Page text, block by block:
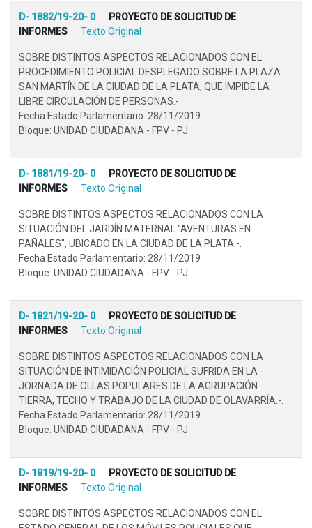
D- 1882/19-20- 0
PROYECTO DE SOLICITUD DE
INFORMES
Texto Original
SOBRE DISTINTOS ASPECTOS RELACIONADOS CON EL
PROCEDIMIENTO POLICIAL DESPLEGADO SOBRE LA PLAZA
SAN MARTÍN DE LA CIUDAD DE LA PLATA, QUE IMPIDE LA
LIBRE CIRCULACIÓN DE PERSONAS.-.
Fecha Estado Parlamentario: 28/11/2019
Bloque: UNIDAD CIUDADANA - FPV - PJ
D- 1881/19-20- 0
PROYECTO DE SOLICITUD DE
INFORMES
Texto Original
SOBRE DISTINTOS ASPECTOS RELACIONADOS CON LA
SITUACIÓN DEL JARDÍN MATERNAL "AVENTURAS EN
PAÑALES", UBICADO EN LA CIUDAD DE LA PLATA.-.
Fecha Estado Parlamentario: 28/11/2019
Bloque: UNIDAD CIUDADANA - FPV - PJ
D- 1821/19-20- 0
PROYECTO DE SOLICITUD DE
INFORMES
Texto Original
SOBRE DISTINTOS ASPECTOS RELACIONADOS CON LA
SITUACIÓN DE INTIMIDACIÓN POLICIAL SUFRIDA EN LA
JORNADA DE OLLAS POPULARES DE LA AGRUPACIÓN
TIERRA, TECHO Y TRABAJO DE LA CIUDAD DE OLAVARRÍA.-.
Fecha Estado Parlamentario: 28/11/2019
Bloque: UNIDAD CIUDADANA - FPV - PJ
D- 1819/19-20- 0
PROYECTO DE SOLICITUD DE
INFORMES
Texto Original
SOBRE DISTINTOS ASPECTOS RELACIONADOS CON EL